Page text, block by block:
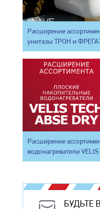
Расширение
унитазы ТРОН и
Расширение
водонагреватели VELIS
БУДЬТЕ